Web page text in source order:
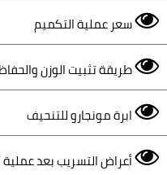
سعر عملية التكميم
طريقة تثبيت الوزن
ابرة مونجارو للتنحيف
أعراض التسريب بعد